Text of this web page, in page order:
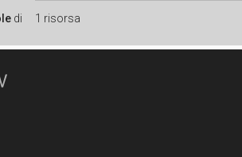
di 1 risorsa